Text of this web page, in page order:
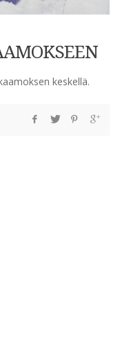
keskellä.